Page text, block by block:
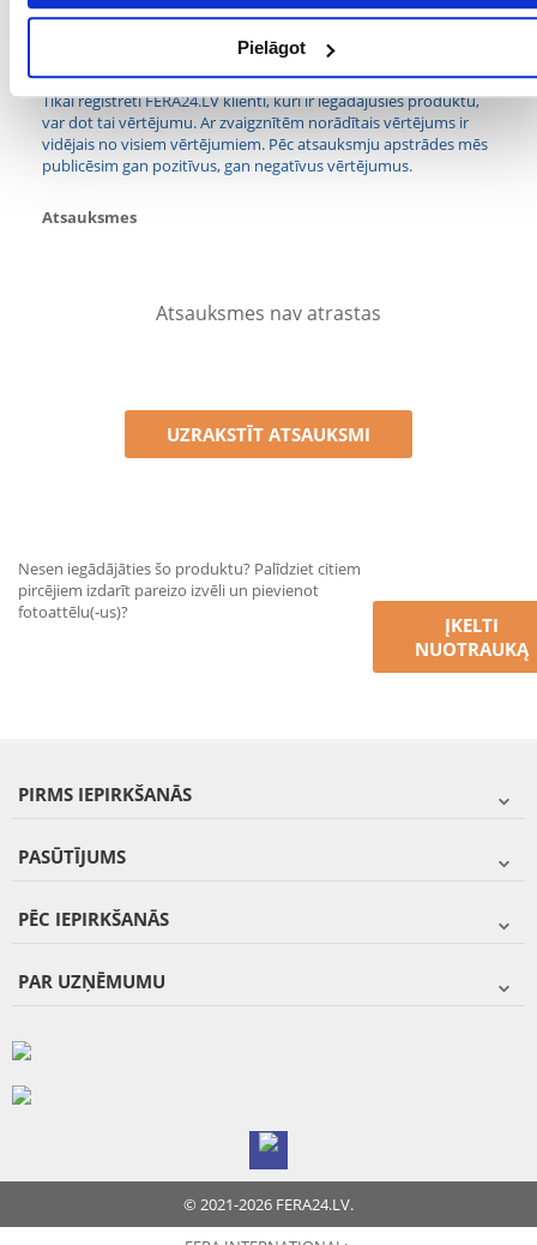
Pielāgot
PRODUCENT: TRIXIE
Kādi ir produktu vērtēšanas noteikumi?
Tikai reģistrēti FERA24.LV klienti, kuri ir iegādājušies produktu,
var dot tai vērtējumu. Ar zvaigznītēm norādītais vērtējums ir
vidējais no visiem vērtējumiem. Pēc atsauksmju apstrādes mēs
publicēsim gan pozitīvus, gan negatīvus vērtējumus.
Atsauksmes
Atsauksmes nav atrastas
UZRAKSTĪT ATSAUKSMI
Nesen iegādājāties šo produktu? Palīdziet citiem
pircējiem izdarīt pareizo izvēli un pievienot
fotoattēlu(-us)?
ĮKELTI
NUOTRAUKĄ
PIRMS IEPIRKŠANĀS
PASŪTĪJUMS
PĒC IEPIRKŠANĀS
PAR UZŅĒMUMU
© 2021-2026 FERA24.LV.